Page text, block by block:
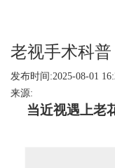
老视手术科普
发布时间:2025-08-01
来源:
当近视遇上老